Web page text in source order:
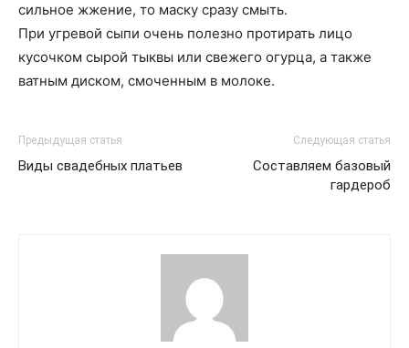
сильное жжение, то маску сразу смыть.
При угревой сыпи очень полезно протирать лицо
кусочком сырой тыквы или свежего огурца, а также
ватным диском, смоченным в молоке.
Предыдущая статья
Виды свадебных платьев
Следующая статья
Составляем базовый
гардероб